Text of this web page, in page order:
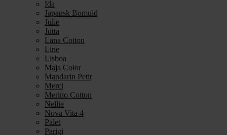
Ida
Japansk Bomuld
Julie
Jutta
Lana Cotton
Line
Lisboa
Maja Color
Mandarin Petit
Merci
Merino Cotton
Nellie
Nova Vita 4
Palet
Parigi